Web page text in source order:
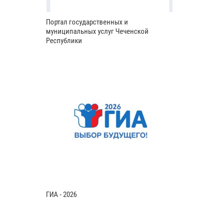
Портал государственных и
муниципальных услуг Чеченской
Республики
ГИА - 2026